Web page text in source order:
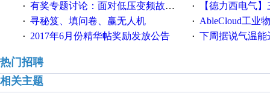
· 有奖专题讨论：面对低压变频故障，老手是这样解决的！ · 【德力西电气】三
· 寻秘笈、填问卷、赢无人机 · AbleCloud工业物联
· 2017年6月份精华帖奖励发放公告 · 下周据说气温能
热门招聘
相关主题